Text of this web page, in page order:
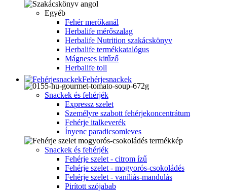
Egyéb
Fehér merőkanál
Herbalife mérőszalag
Herbalife Nutrition szakácskönyv
Herbalife termékkatalógus
Mágneses kitűző
Herbalife toll
Fehérjesnackek
Snackek és fehérjék
Expressz szelet
Személyre szabott fehérjekoncentrátum
Fehérje italkeverék
Ínyenc paradicsomleves
Snackek és fehérjék
Fehérje szelet - citrom ízű
Fehérje szelet - mogyorós-csokoládés
Fehérje szelet - vaníliás-mandulás
Pirított szójabab